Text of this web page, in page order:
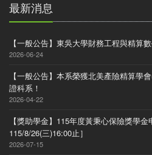
最新消息
【一般公告】東吳大學財務工程與精算
2026-06-24
【一般公告】本系榮獲北美產險精算學
證科系！
2026-04-22
【獎助學金】115年度黃秉心保險獎學
115/8/26(三)16:00止］
2026-07-15